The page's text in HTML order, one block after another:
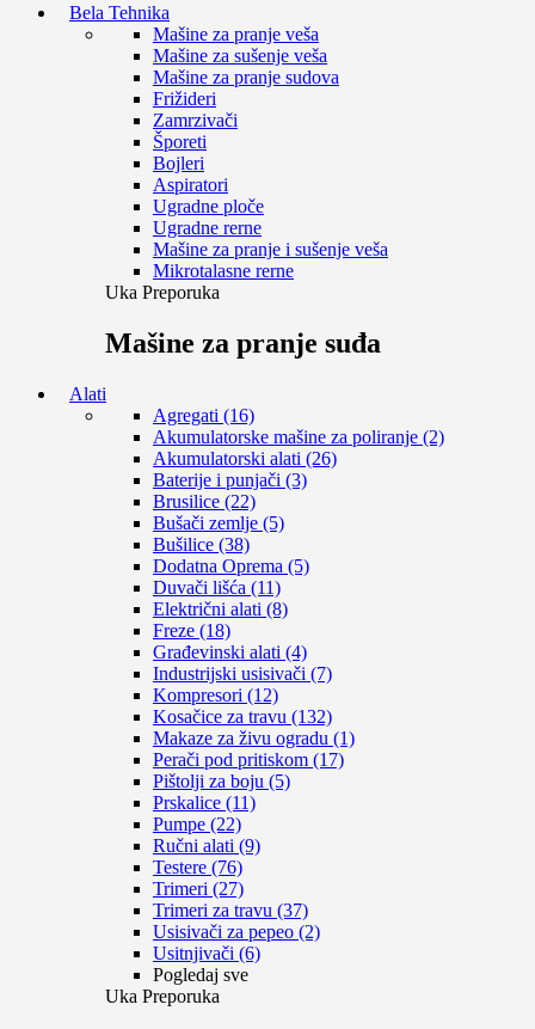
Bela Tehnika
Mašine za pranje veša
Mašine za sušenje veša
Mašine za pranje sudova
Frižideri
Zamrzivači
Šporeti
Bojleri
Aspiratori
Ugradne ploče
Ugradne rerne
Mašine za pranje i sušenje veša
Mikrotalasne rerne
Uka Preporuka
Mašine za pranje suđa
Alati
Agregati (16)
Akumulatorske mašine za poliranje (2)
Akumulatorski alati (26)
Baterije i punjači (3)
Brusilice (22)
Bušači zemlje (5)
Bušilice (38)
Dodatna Oprema (5)
Duvači lišća (11)
Električni alati (8)
Freze (18)
Građevinski alati (4)
Industrijski usisivači (7)
Kompresori (12)
Kosačice za travu (132)
Makaze za živu ogradu (1)
Perači pod pritiskom (17)
Pištolji za boju (5)
Prskalice (11)
Pumpe (22)
Ručni alati (9)
Testere (76)
Trimeri (27)
Trimeri za travu (37)
Usisivači za pepeo (2)
Usitnjivači (6)
Pogledaj sve
Uka Preporuka